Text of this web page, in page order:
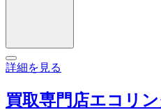
詳細を見る
買取専門店エコリ